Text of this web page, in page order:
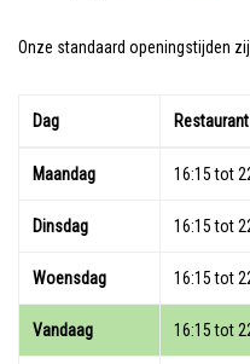
Onze standaard openingstijden
Dag Restaurant
Maandag 16:15 tot
Dinsdag 16:15 tot
Woensdag 16:15 tot
Vandaag 16:15 tot